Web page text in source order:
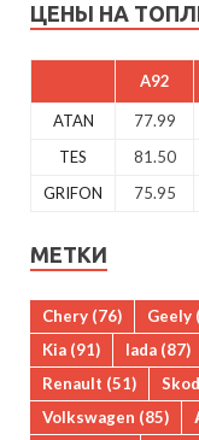
ЦЕНЫ НА
A92
ATAN 77.99
TES
81.50
GRIFON
75.95
МЕТКИ
Chery (76) Geely
Kia (91) lada (87)
Renault (51)
Volkswagen (85)